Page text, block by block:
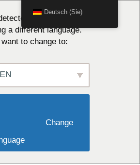
you might be
a different language.
to change to:
EN
Deutsch (Sie)